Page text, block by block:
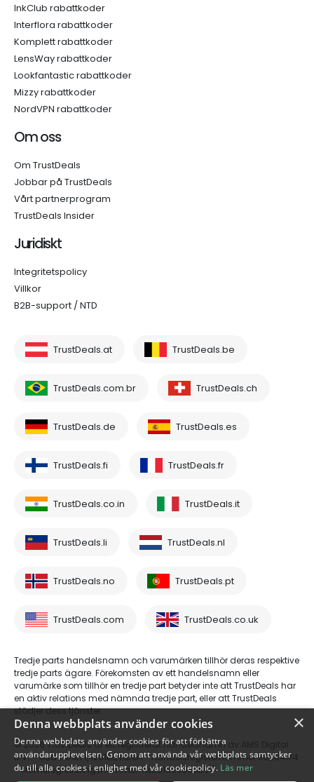
InkClub rabattkoder
Interflora rabattkoder
Komplett rabattkoder
LensWay rabattkoder
Lookfantastic rabattkoder
Mizzy rabattkoder
NordVPN rabattkoder
Om oss
Om TrustDeals
Jobbar på TrustDeals
Vårt partnerprogram
TrustDeals Insider
Juridiskt
Integritetspolicy
Villkor
B2B-support / NTD
TrustDeals.at TrustDeals.be
TrustDeals.com.br TrustDeals.ch
TrustDeals.de TrustDeals.es
TrustDeals.fi TrustDeals.fr
TrustDeals.co.in TrustDeals.it
TrustDeals.li TrustDeals.nl
TrustDeals.no TrustDeals.pt
TrustDeals.com TrustDeals.co.uk
Tredje parts handelsnamn och varumärken tillhör deras respektive
tredje parts ägare. Förekomsten av ett handelsnamn eller
varumärke som tillhör en tredje part betyder inte att TrustDeals har
en aktiv relations med nämnda tredje part, eller att TrustDeals
stödjer dess tjänster.
© 2026 TrustDeals är ett registrerat handelsnamn av AMS Digital
B.V. - Oud Laren 1, 1251BL, Laren - handelsregisternummer 80264174
- Momsregistreringsnummer: NL861609360B01"
×
Denna webbplats använder cookies
Denna webbplats använder cookies för att förbättra
användarupplevelsen. Genom att använda vår webbplats samtycker
du till alla cookies i enlighet med vår cookiepolicy. Läs mer